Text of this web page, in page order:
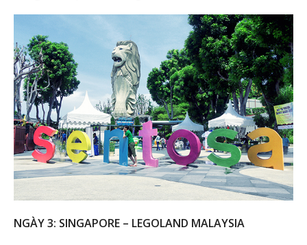
NGÀY 3: SINGAPORE – LEGOLAND MALAYSIA